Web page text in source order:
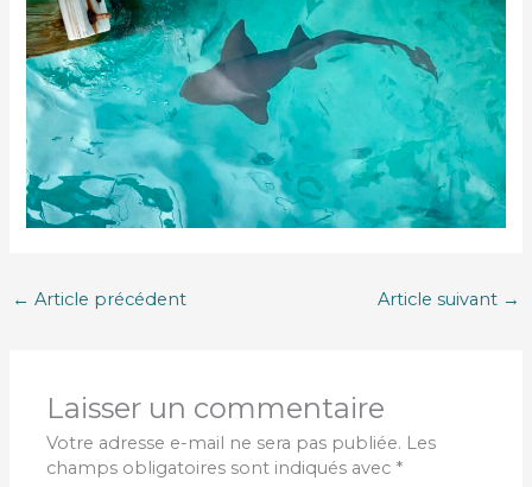
← Article précédent Article suivant →
Laisser un commentaire
Votre adresse e-mail ne sera pas publiée. Les
champs obligatoires sont indiqués avec *